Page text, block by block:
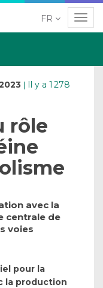
FR
| Il y a 1 278
rôle
avec la
centrale de
voies
pour la
la production